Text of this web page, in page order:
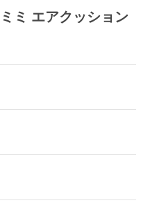
ミ エアクッション